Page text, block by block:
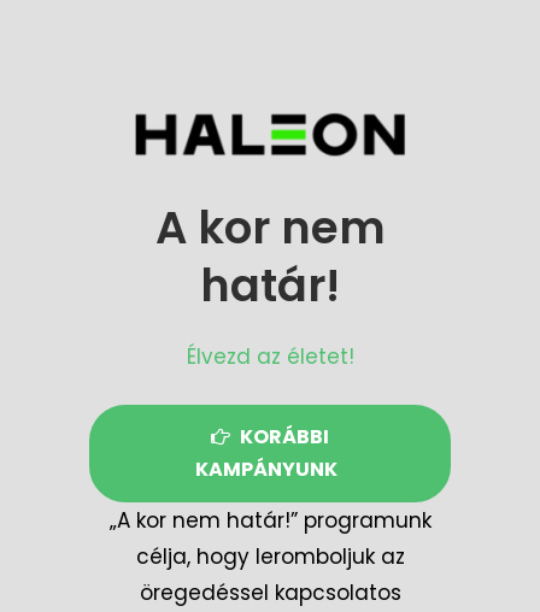
A kor nem
határ!
Élvezd az életet!
KORÁBBI
KAMPÁNYUNK
„A kor nem határ!” programunk
célja, hogy leromboljuk az
öregedéssel kapcsolatos